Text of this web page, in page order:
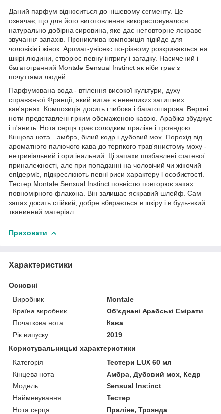
Даний парфум відноситься до нішевому сегменту. Це
означає, що для його виготовлення використовувалося
натурально добірна сировина, яке дає неповторне яскраве
звучання запахів. Прониклива композиція підійде для
чоловіків і жінок. Аромат-унісекс по-різному розкривається на
шкірі людини, створює певну інтригу і загадку. Насичений і
багатогранний Montale Sensual Instinct як ніби грає з
почуттями людей.
Парфумована вода - втілення високої культури, духу
справжньої Франції, який витає в невеликих затишних
кав'ярнях. Композиція досить глибока і багатошарова. Верхні
ноти представлені гірким обсмаженою кавою. Арабіка збуджує
і п'янить. Нота серця грає солодким праліне і трояндою.
Кінцева нота - амбра, білий кедр і дубовий мох. Перехід від
ароматного палючого кава до терпкого трав'янистому моху -
нетривіальний і оригінальний. Ці запахи позбавлені статевої
приналежності, але при попаданні на чоловічий чи жіночий
епідерміс, підкреслюють певні риси характеру і особистості.
Тестер Montale Sensual Instinct повністю повторює запах
повномірного флакона. Він залишає яскравий шлейф. Сам
запах досить стійкий, добре вбирається в шкіру і в будь-який
тканинний матеріал.
Приховати
Характеристики
Основні
Виробник
Montale
Країна виробник
Об'єднані Арабські Емірати
Початкова нота
Кава
Рік випуску
2019
Користувальницькі характеристики
Категорія
Тестери LUX 60 мл
Кінцева нота
Амбра, Дубовий мох, Кедр
Мoдель
Sensual Instinct
Найменування
Тестер
Нота серця
Праліне, Троянда